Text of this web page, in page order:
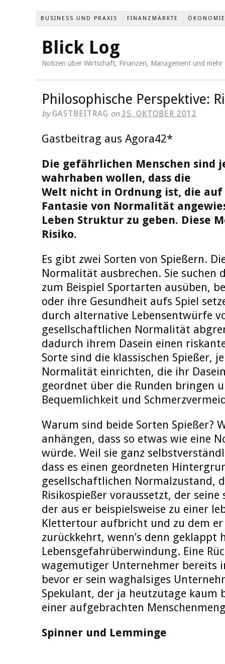
BUSINESS UND PRAXIS FINANZMÄRKTE
Blick Log
Notizen über Wirtschaft, Finanzen, Management und mehr
Philosophische Perspektive:
byGASTBEITRAG on 25. OKTOBER 2012
Gastbeitrag aus Agora42*
Die gefährlichen Menschen sind
wahrhaben wollen, dass die
Welt nicht in Ordnung ist, die
Fantasie von Normalität
Leben Struktur zu geben. Diese
Risiko.
Es gibt zwei Sorten von Spießern.
Normalität ausbrechen. Sie suchen
zum Beispiel Sportarten ausüben,
oder ihre Gesundheit aufs Spiel
durch alternative Lebensentwürfe
gesellschaftlichen Normalität
dadurch ihrem Dasein einen
Sorte sind die klassischen Spießer,
Normalität einrichten, die ihr
geordnet über die Runden bringen
Bequemlichkeit und
Warum sind beide Sorten Spießer?
anhängen, dass so etwas wie eine
würde. Weil sie ganz
dass es einen geordneten
gesellschaftlichen Normalzustand,
Risikospießer voraussetzt, der
der aus er beispielsweise zu einer
Klettertour aufbricht und zu dem
zurückkehrt, wenn’s denn geklappt
Lebensgefahrüberwindung. Eine
wagemutiger Unternehmer bereits
bevor er sein waghalsiges
Spekulant, der ja heutzutage kaum
einer aufgebrachten
Spinner und Lemminge